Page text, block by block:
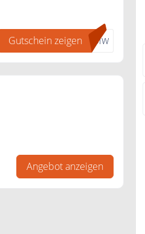
Gutschein zeigen -DIW
Angebot anzeigen